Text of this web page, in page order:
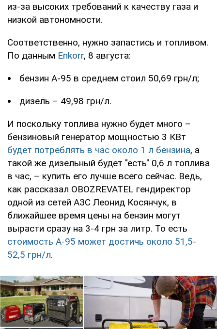
из-за высоких требований к качеству газа и
низкой автономности.
Соответственно, нужно запастись и топливом.
По данным Enkorr, 8 августа:
бензин А-95 в среднем стоил 50,69 грн/л;
дизель – 49,98 грн/л.
И поскольку топлива нужно будет много –
бензиновый генератор мощностью 3 КВт
будет потреблять в час около 1 л бензина, а
такой же дизельный будет "есть" 0,6 л топлива
в час, – купить его лучше всего сейчас. Ведь,
как рассказал OBOZREVATEL гендиректор
одной из сетей АЗС Леонид Косянчук, в
ближайшее время цены на бензин могут
вырасти сразу на 3-4 грн за литр. То есть
стоимость А-95 может достичь около 51,5-
52,5 грн/л.